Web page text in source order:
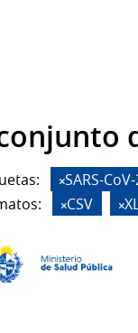
SARS-
CSV